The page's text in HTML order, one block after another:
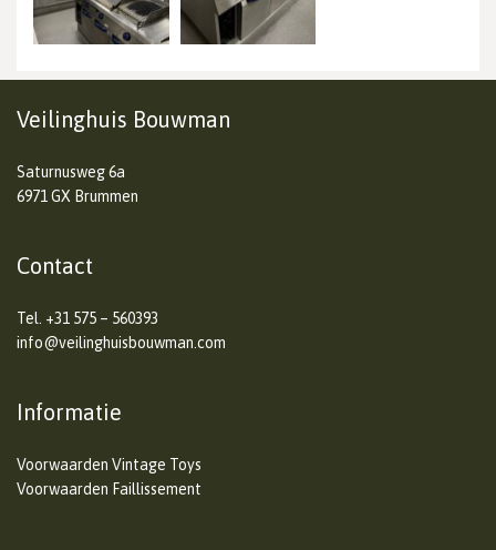
Veilinghuis Bouwman
Saturnusweg 6a
6971 GX Brummen
Contact
Tel. +31 575 – 560393
info@veilinghuisbouwman.com
Informatie
Voorwaarden Vintage Toys
Voorwaarden Faillissement